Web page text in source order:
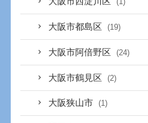
大阪市都島区 (19)
大阪市阿倍野区 (24)
大阪市鶴見区 (2)
大阪狭山市 (1)